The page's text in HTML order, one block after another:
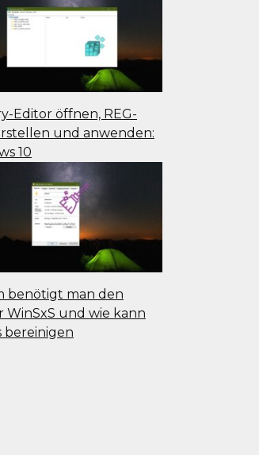
Editor öffnen, REG-
und anwenden:
10
benötigt man den
WinSxS und wie kann
bereinigen